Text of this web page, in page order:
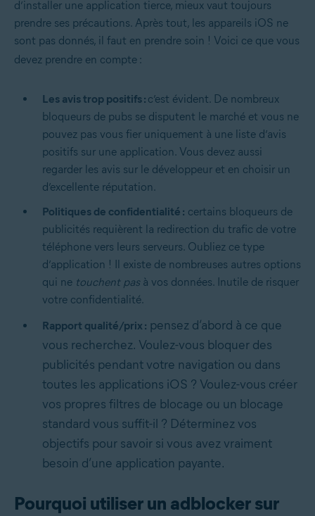
d’installer une application tierce, mieux vaut toujours
prendre ses précautions. Après tout, les appareils iOS ne
sont pas donnés, il faut en prendre soin ! Voici ce que vous
devez prendre en compte :
Les avis trop positifs : c’est évident. De nombreux
bloqueurs de pubs se disputent le marché et vous ne
pouvez pas vous fier uniquement à une liste d’avis
positifs sur une application. Vous devez aussi
regarder les avis sur le développeur et en choisir un
d’excellente réputation.
Politiques de confidentialité : certains bloqueurs de
publicités requièrent la redirection du trafic de votre
téléphone vers leurs serveurs. Oubliez ce type
d’application ! Il existe de nombreuses autres options
qui ne touchent pasà vos données. Inutile de risquer
votre confidentialité.
Rapport qualité/prix : pensez d’abord à ce que
vous recherchez. Voulez-vous bloquer des
publicités pendant votre navigation ou dans
toutes les applications iOS ? Voulez-vous créer
vos propres filtres de blocage ou un blocage
standard vous suffit-il ? Déterminez vos
objectifs pour savoir si vous avez vraiment
besoin d’une application payante.
Pourquoi utiliser un adblocker sur